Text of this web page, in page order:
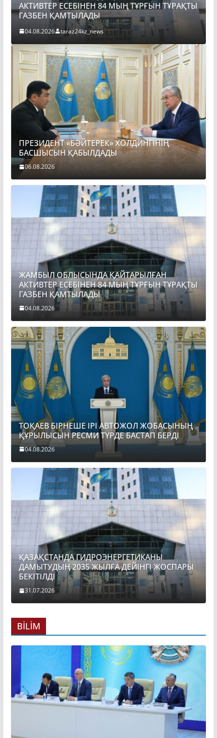
ПРЕЗИДЕНТ «БӘЙТЕРЕК» ХОЛДИНГІНІҢ
БАСШЫСЫН ҚАБЫЛДАДЫ
06.08.2026 taraz24kz_news
ПРЕЗИДЕНТ «БӘЙТЕРЕК» ХОЛДИНГІНІҢ
БАСШЫСЫН ҚАБЫЛДАДЫ
06.08.2026
ЖАМБЫЛ ОБЛЫСЫНДА ҚАЙТАРЫЛҒАН
АКТИВТЕР ЕСЕБІНЕН 84 МЫҢ ТҰРҒЫН ТҰРАҚТЫ
ГАЗБЕН ҚАМТЫЛАДЫ
04.08.2026
ТОҚАЕВ БІРНЕШЕ ІРІ АВТОЖОЛ ЖОБАСЫНЫҢ
ҚҰРЫЛЫСЫН РЕСМИ ТҮРДЕ БАСТАП БЕРДІ
04.08.2026
ҚАЗАҚСТАНДА ГИДРОЭНЕРГЕТИКАНЫ
ДАМЫТУДЫҢ 2035 ЖЫЛҒА ДЕЙІНГІ ЖОСПАРЫ
БЕКІТІЛДІ
31.07.2026
BİLİM